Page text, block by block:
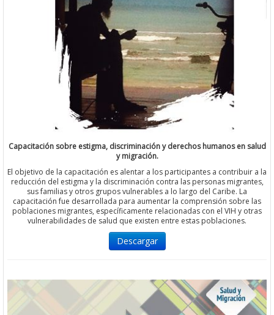
Capacitación sobre estigma, discriminación y derechos humanos en salud
y migración.
El objetivo de la capacitación es alentar a los participantes a contribuir a la
reducción del estigma y la discriminación contra las personas migrantes,
sus familias y otros grupos vulnerables a lo largo del Caribe. La
capacitación fue desarrollada para aumentar la comprensión sobre las
poblaciones migrantes, específicamente relacionadas con el VIH y otras
vulnerabilidades de salud que existen entre estas poblaciones.
Descargar